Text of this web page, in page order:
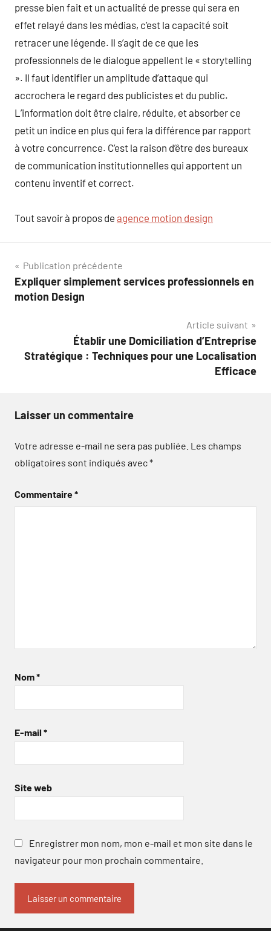
presse bien fait et un actualité de presse qui sera en
effet relayé dans les médias, c’est la capacité soit
retracer une légende. Il s’agit de ce que les
professionnels de le dialogue appellent le « storytelling
». Il faut identifier un amplitude d’attaque qui
accrochera le regard des publicistes et du public.
L’information doit être claire, réduite, et absorber ce
petit un indice en plus qui fera la différence par rapport
à votre concurrence. C’est la raison d’être des bureaux
de communication institutionnelles qui apportent un
contenu inventif et correct.
Tout savoir à propos de agence motion design
Navigation
de
Publication précédente
Expliquer simplement services professionnels en
motion Design
Article suivant
Établir une Domiciliation d’Entreprise
Stratégique : Techniques pour une Localisation
Efficace
Laisser un commentaire
Votre adresse e-mail ne sera pas publiée. Les champs
obligatoires sont indiqués avec*
Commentaire*
Nom*
E-mail *
Site web
Enregistrer mon nom, mon e-mail et mon site dans le
navigateur pour mon prochain commentaire.